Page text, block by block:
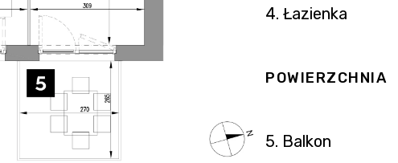
4. Łazienka
POWIERZCHNIA
5. Balkon